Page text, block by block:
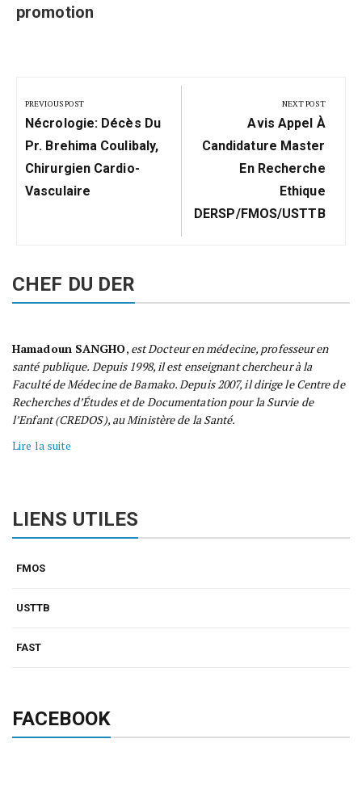
promotion
de
l’article
PREVIOUS POST
Previous
Post:
Nécrologie: Décès Du
Pr. Brehima Coulibaly,
Chirurgien Cardio-
Vasculaire
NEXT POST
Next
Post:
Avis Appel À
Candidature Master
En Recherche
Ethique
DERSP/FMOS/USTTB
CHEF DU DER
Hamadoun SANGHO, est Docteur en médecine, professeur en
santé publique. Depuis 1998, il est enseignant chercheur à la
Faculté de Médecine de Bamako. Depuis 2007, il dirige le Centre de
Recherches d’Études et de Documentation pour la Survie de
l’Enfant (CREDOS), au Ministère de la Santé.
Lire la suite
LIENS UTILES
FMOS
USTTB
FAST
FACEBOOK